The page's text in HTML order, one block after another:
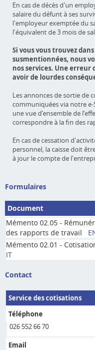
En cas de décès d'un
salaire du défunt à ses
l'employeur exemptée du
l'équivalent de 3 mois de
Si vous vous trouvez
susmentionnées, nous
nos services. Une
avoir de lourdes
Les annonces de sortie de
communiquées via notre
une vue d’ensemble de
correspondre à la fin des
En cas de cessation
personnel, la caisse doit
à jour le compte de
Formulaires
Document
Mémento 02.05 -
des rapports de travail
Mémento 02.01 -
IT
Contact
Service des cotisations
Téléphone
026 552 66 70
Email